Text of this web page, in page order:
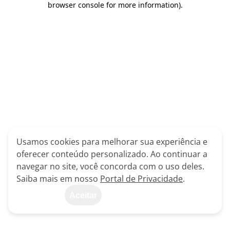
browser console for more information).
Usamos cookies para melhorar sua experiência e
oferecer conteúdo personalizado. Ao continuar a
navegar no site, você concorda com o uso deles.
Saiba mais em nosso Portal de Privacidade.